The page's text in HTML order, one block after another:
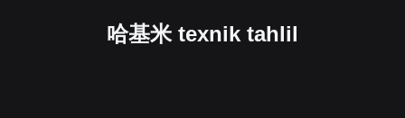
哈基米 texnik tahlil